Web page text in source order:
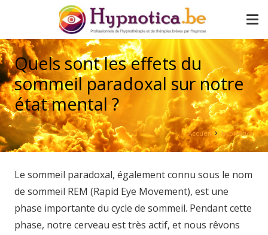
Quels sont les effets du
sommeil paradoxal sur notre
état mental ?
Accueil hypnotica
Le sommeil paradoxal, également connu sous le nom
de sommeil REM (Rapid Eye Movement), est une
phase importante du cycle de sommeil. Pendant cette
phase, notre cerveau est très actif, et nous rêvons